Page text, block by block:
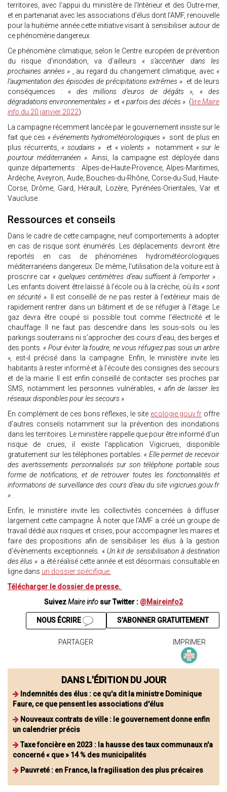
territoires, avec l’appui du ministère de l’Intérieur et des Outre-mer,
et en partenariat avec les associations d’élus dont l’AMF, renouvelle
pour la huitième année cette initiative visant à sensibiliser autour de
ce phénomène dangereux.
Ce phénomène climatique, selon le Centre européen de prévention
du risque d'inondation, va d’ailleurs « s’accentuer dans les
prochaines années » , au regard du changement climatique, avec «
l’augmentation des épisodes de précipitations extrêmes » et de leurs
conséquences : « des millions d’euros de dégâts », « des
dégradations environnementales » et « parfois des décès » ( lireMaire
info du 20 janvier 2022).
La campagne récemment lancée par le gouvernement insiste sur le
fait que ces « événements hydrométéorologiques » sont de plus en
plus récurrents, « soudains » et « violents » notamment « sur le
pourtour méditerranéen ». Ainsi, la campagne est déployée dans
quinze départements : Alpes-de-Haute-Provence, Alpes-Maritimes,
Ardèche, Aveyron, Aude, Bouches-du-Rhône, Corse-du-Sud, Haute-
Corse, Drôme, Gard, Hérault, Lozère, Pyrénées-Orientales, Var et
Vaucluse.
Ressources et conseils
Dans le cadre de cette campagne, neuf comportements à adopter
en cas de risque sont énumérés. Les déplacements devront être
reportés en cas de phénomènes hydrométéorologiques
méditerranéens dangereux. De même, l’utilisation de la voiture est à
proscrire car « quelques centimètres d’eau suffisent à l’emporter » .
Les enfants doivent être laissé à l’école ou à la crèche, où ils « sont
en sécurité ». Il est conseillé de ne pas rester à l’extérieur mais de
rapidement rentrer dans un bâtiment et de se réfugier à l’étage. Le
gaz devra être coupé si possible tout comme l’électricité et le
chauffage. Il ne faut pas descendre dans les sous-sols ou les
parkings souterrains ni s’approcher des cours d’eau, des berges et
des ponts. « Pour éviter la foudre, ne vous réfugiez pas sous un arbre
», est-il précisé dans la campagne. Enfin, le ministère invite les
habitants à rester informé et à l’écoute des consignes des secours
et de la mairie. Il est enfin conseillé de contacter ses proches par
SMS, notamment les personnes vulnérables, « afin de laisser les
réseaux disponibles pour les secours ».
En complément de ces bons réflexes, le site ecologie.gouv.fr offre
d’autres conseils notamment sur la prévention des inondations
dans les territoires. Le ministère rappelle que pour être informé d’un
risque de crues, il existe l'application Vigicrues, disponible
gratuitement sur les téléphones portables. « Elle permet de recevoir
des avertissements personnalisés sur son téléphone portable sous
forme de notifications, et de retrouver toutes les fonctionnalités et
informations de surveillance des cours d’eau du site vigicrues.gouv.fr
» .
Enfin, le ministère invite les collectivités concernées à diffuser
largement cette campagne. À noter que l’AMF a créé un groupe de
travail dédié aux risques et crises, pour accompagner les maires et
faire des propositions afin de sensibiliser les élus à la gestion
d’évènements exceptionnels. « Un kit de sensibilisation à destination
des élus » a été réalisé cette année et est désormais consultable en
ligne dans un dossier spécifique.
Télécharger le dossier de presse.
SuivezMaire info sur Twitter : @Maireinfo2
S'ABONNER GRATUITEMENT
NOUS ÉCRIRE
PARTAGER IMPRIMER
DANS L'ÉDITION DU JOUR
Indemnités des élus : ce qu'a dit la ministre Dominique
Faure, ce que pensent les associations d'élus
Nouveaux contrats de ville : le gouvernement donne enfin
un calendrier précis
Taxe foncière en 2023 : la hausse des taux communaux n'a
concerné « que » 14 % des municipalités
Pauvreté : en France, la fragilisation des plus précaires